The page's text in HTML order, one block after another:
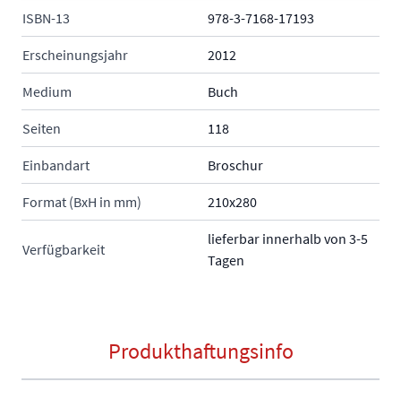
ISBN-13 978-3-7168-17193
Erscheinungsjahr 2012
Medium Buch
Seiten 118
Einbandart Broschur
Format (BxH in mm) 210x280
Verfügbarkeit
lieferbar innerhalb von 3-5
Tagen
Produkthaftungsinfo